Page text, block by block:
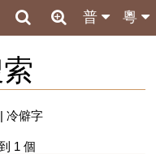
粵
普
冷僻字
1 個